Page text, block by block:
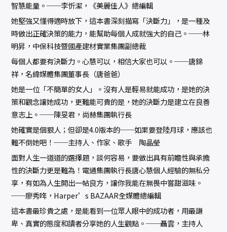
智慧能量。──李忻潔，《美麗佳人》總編輯
她堅強又懂得適時放下，這本書深刻描寫「決斷力」，是一種及
時做出正確決策的能力，能幫助每個人成就強大的自己。──林
明昇，中保科技暨國產建材實業集團副總裁
每個人都要有決斷力。心慧可以，相信大家也可以。──唐錦
祥，名緯媒體集團董事長（唐爸爸）
她是一位「不簡單的女人」。沒有人是輕易就能成功，是她的決
策和觀念讓她成功，更難能可貴的是，她的決斷力是建立在良善
意志上。──陳旻君，尚赫集團執行長
她確實是個狠人；但卻是4.0版本的──如果要登陸月球，應該也
難不倒她吧！──主持人、作家、歌手 陶晶瑩
面對人生一道道的選擇題，談何容易，要做出具有前瞻性與承擔
性的決斷力更是難為！電通集團執行長唐心慧個人經驗的無私分
享，有如為人生開出一帖良方，讓你我能在無畏中嘗甜滋味。
──廖秀哖，Harper’s BAZAAR全媒體總編輯
這本書最珍貴之處，是能看到一位眾人眼中的成功者，用最謙
卑、真實的態度和讀者分享她的人生觀點。──聶雲，主持人